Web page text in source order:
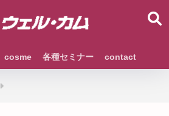
cosme 各種セミナー contact